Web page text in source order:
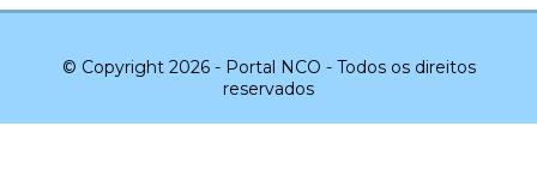
© Copyright 2026 - Portal NCO - Todos os direitos
reservados